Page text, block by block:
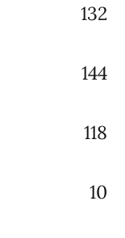
132
144
118
10